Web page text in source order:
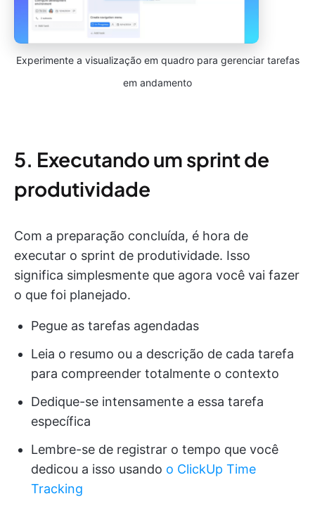
Experimente a visualização em quadro para gerenciar tarefas
em andamento
5. Executando um sprint de
produtividade
Com a preparação concluída, é hora de
executar o sprint de produtividade. Isso
significa simplesmente que agora você vai fazer
o que foi planejado.
Pegue as tarefas agendadas
Leia o resumo ou a descrição de cada tarefa
para compreender totalmente o contexto
Dedique-se intensamente a essa tarefa
específica
Lembre-se de registrar o tempo que você
dedicou a isso usando o ClickUp Time
Tracking